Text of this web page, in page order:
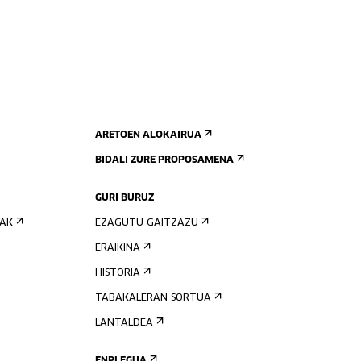
ARETOEN ALOKAIRUA
BIDALI ZURE PROPOSAMENA
GURI BURUZ
EZAGUTU GAITZAZU
ERAIKINA
HISTORIA
TABAKALERAN SORTUA
LANTALDEA